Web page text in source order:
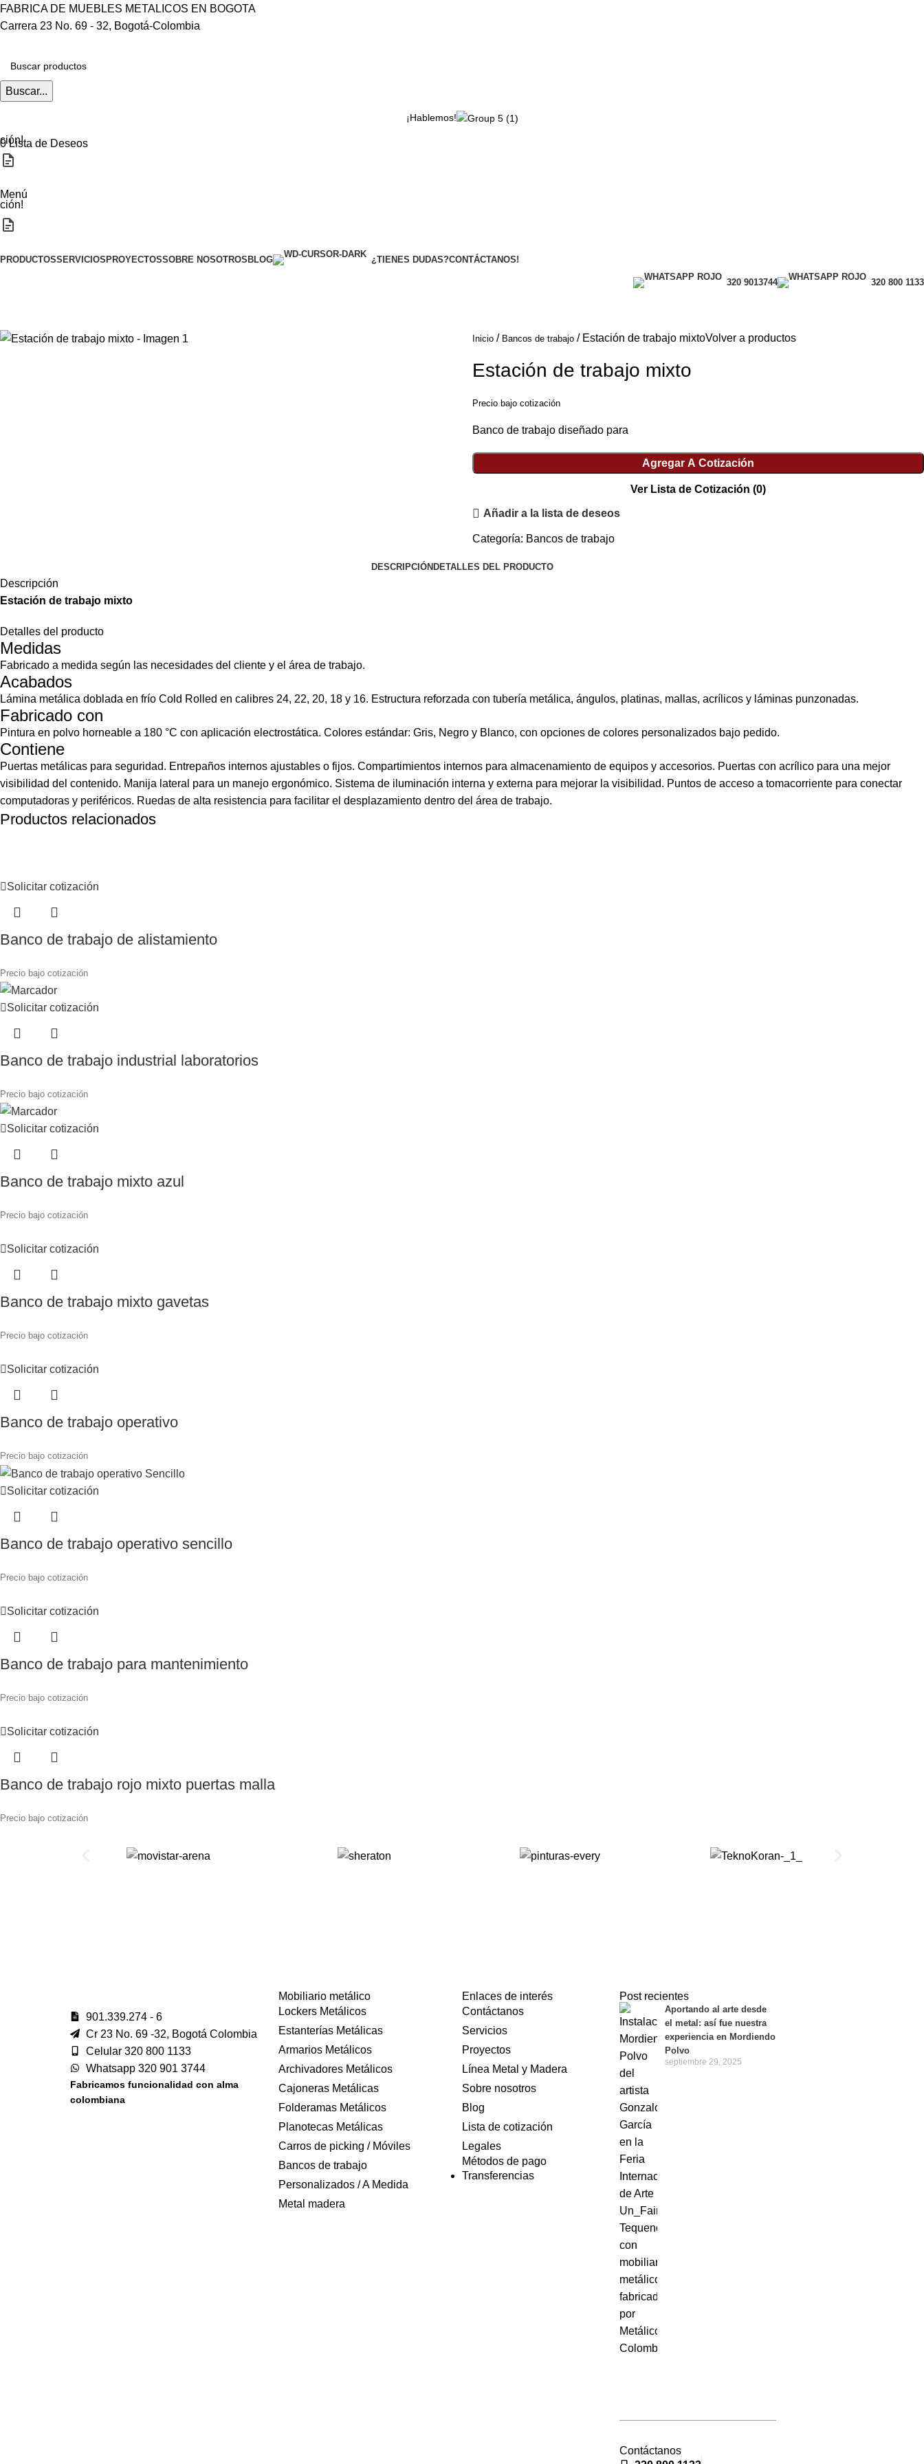
FABRICA DE MUEBLES METALICOS EN BOGOTA
Carrera 23 No. 69 - 32, Bogotá-Colombia
Buscar...
¡Hablemos!
0Lista de Deseos
Menú
PRODUCTOSSERVICIOSPROYECTOSSOBRE NOSOTROSBLOG ¿TIENES DUDAS?CONTÁCTANOS!
320 9013744 320 800 1133
Inicio Bancos de trabajo Estación de trabajo mixtoVolver a productos
Estación de trabajo mixto
Precio bajo cotización
Banco de trabajo diseñado para
Agregar A Cotización
Ver Lista de Cotización (0)
Añadir a la lista de deseos
Categoría: Bancos de trabajo
DESCRIPCIÓNDETALLES DEL PRODUCTO
Descripción
Estación de trabajo mixto
Detalles del producto
Medidas
Fabricado a medida según las necesidades del cliente y el área de trabajo.
Acabados
Lámina metálica doblada en frío Cold Rolled en calibres 24, 22, 20, 18 y 16. Estructura reforzada con tubería metálica, ángulos, platinas, mallas, acrílicos y láminas punzonadas.
Fabricado con
Pintura en polvo horneable a 180 °C con aplicación electrostática. Colores estándar: Gris, Negro y Blanco, con opciones de colores personalizados bajo pedido.
Contiene
Puertas metálicas para seguridad. Entrepaños internos ajustables o fijos. Compartimientos internos para almacenamiento de equipos y accesorios. Puertas con acrílico para una mejor
visibilidad del contenido. Manija lateral para un manejo ergonómico. Sistema de iluminación interna y externa para mejorar la visibilidad. Puntos de acceso a tomacorriente para conectar
computadoras y periféricos. Ruedas de alta resistencia para facilitar el desplazamiento dentro del área de trabajo.
Productos relacionados
Solicitar cotización
Banco de trabajo de alistamiento
Precio bajo cotización
Solicitar cotización
Banco de trabajo industrial laboratorios
Precio bajo cotización
Solicitar cotización
Banco de trabajo mixto azul
Precio bajo cotización
Solicitar cotización
Banco de trabajo mixto gavetas
Precio bajo cotización
Solicitar cotización
Banco de trabajo operativo
Precio bajo cotización
Solicitar cotización
Banco de trabajo operativo sencillo
Precio bajo cotización
Solicitar cotización
Banco de trabajo para mantenimiento
Precio bajo cotización
Solicitar cotización
Banco de trabajo rojo mixto puertas malla
Precio bajo cotización
901.339.274 - 6
Cr 23 No. 69 -32, Bogotá Colombia
Celular 320 800 1133
Whatsapp 320 901 3744
Fabricamos funcionalidad con alma
colombiana
Mobiliario metálico
Lockers Metálicos
Estanterías Metálicas
Armarios Metálicos
Archivadores Metálicos
Cajoneras Metálicas
Folderamas Metálicos
Planotecas Metálicas
Carros de picking / Móviles
Bancos de trabajo
Personalizados / A Medida
Metal madera
Enlaces de interés
Contáctanos
Servicios
Proyectos
Línea Metal y Madera
Sobre nosotros
Blog
Lista de cotización
Legales
Métodos de pago
Transferencias
Post recientes
Aportando al arte desde
el metal: así fue nuestra
experiencia en Mordiendo
Polvo
septiembre 29, 2025
Contáctanos